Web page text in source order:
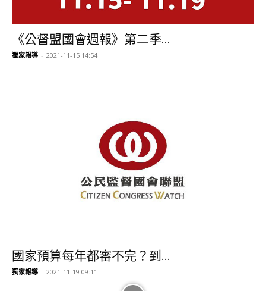
《公督盟國會週報》第二季...
獨家報導 - 2021-11-15 14:54
國家預算每年都審不完？到...
獨家報導 - 2021-11-19 09:11